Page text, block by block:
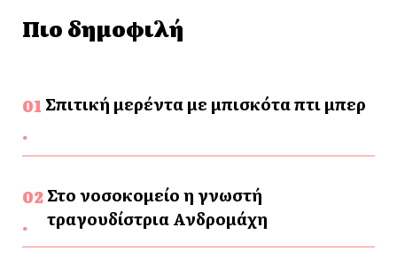
Πιο δημοφιλή
Σπιτική μερέντα με μπισκότα πτι μπερ
Στο νοσοκομείο η γνωστή
τραγουδίστρια Ανδρομάχη